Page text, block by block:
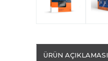
ÜRÜN AÇIKLAMASI